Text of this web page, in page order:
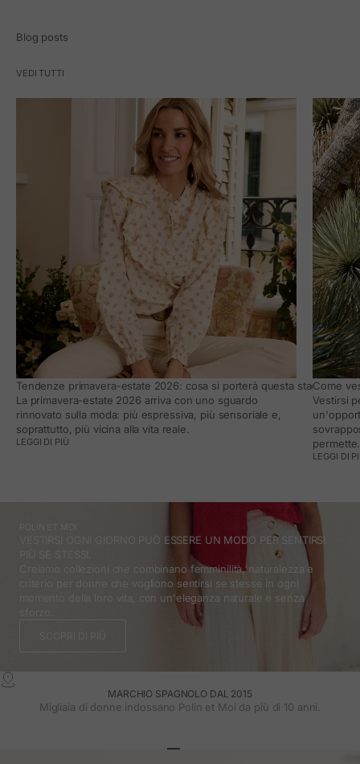
Blog posts
VEDI TUTTI
Tendenze primavera-estate 2026: cosa si porterà questa stagione e
La primavera-estate 2026 arriva con uno sguardo
rinnovato sulla moda: più espressiva, più sensoriale e,
soprattutto, più vicina alla vita reale.
LEGGI DI PIÙ
Come
Vestirsi
permette.
LEGGI DI
VESTIRSI OGNI GIORNO PUÒ ESSERE UN MODO PER SENTIRSI
Creiamo collezioni che combinano femminilità, naturalezza e
criterio per donne che vogliono sentirsi se stesse in ogni
momento della loro vita, con un'eleganza naturale e senza
MARCHIO SPAGNOLO DAL 2015
Migliaia di donne indossano Polin et Moi da più di 10 anni.